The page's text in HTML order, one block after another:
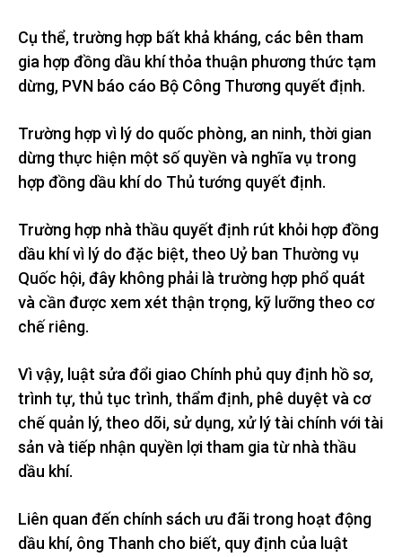
Cụ thể, trường hợp bất khả kháng, các bên tham
gia hợp đồng dầu khí thỏa thuận phương thức tạm
dừng, PVN báo cáo Bộ Công Thương quyết định.
Trường hợp vì lý do quốc phòng, an ninh, thời gian
dừng thực hiện một số quyền và nghĩa vụ trong
hợp đồng dầu khí do Thủ tướng quyết định.
Trường hợp nhà thầu quyết định rút khỏi hợp đồng
dầu khí vì lý do đặc biệt, theo Uỷ ban Thường vụ
Quốc hội, đây không phải là trường hợp phổ quát
và cần được xem xét thận trọng, kỹ lưỡng theo cơ
chế riêng.
Vì vậy, luật sửa đổi giao Chính phủ quy định hồ sơ,
trình tự, thủ tục trình, thẩm định, phê duyệt và cơ
chế quản lý, theo dõi, sử dụng, xử lý tài chính với tài
sản và tiếp nhận quyền lợi tham gia từ nhà thầu
dầu khí.
Liên quan đến chính sách ưu đãi trong hoạt động
dầu khí, ông Thanh cho biết, quy định của luật